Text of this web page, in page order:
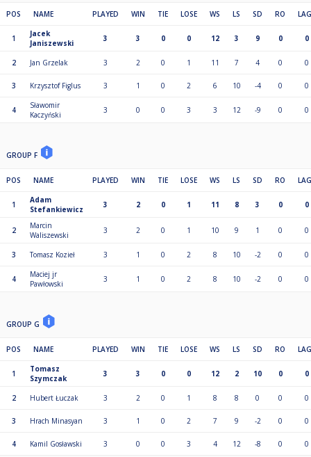
POS NAME PLAYED WIN TIE LOSE WS LS SD RO
1
Jacek
Janiszewski
3 3 0 0 12 3 9 0 0
2 Jan Grzelak 3 2 0 1 11 7 4 0 0
3 Krzysztof Figlus 3 1 0 2 6 10 -4 0 0
4
Sławomir
Kaczyński
3 0 0 3 3 12 -9 0 0
GROUP F
POS NAME PLAYED WIN TIE LOSE WS LS SD RO
1
Adam
Stefankiewicz
3 2 0 1 11 8 3 0 0
2
Marcin
Waliszewski
3 2 0 1 10 9 1 0 0
3 Tomasz Kozieł 3 1 0 2 8 10 -2 0 0
4
Maciej jr
Pawłowski
3 1 0 2 8 10 -2 0 0
GROUP G
POS NAME PLAYED WIN TIE LOSE WS LS SD RO
1
Tomasz
Szymczak
3 3 0 0 12 2 10 0 0
2 Hubert Łuczak 3 2 0 1 8 8 0 0 0
3 Hrach Minasyan 3 1 0 2 7 9 -2 0 0
4 Kamil Gosławski 3 0 0 3 4 12 -8 0 0